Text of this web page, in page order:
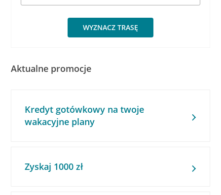
WYZNACZ TRASĘ
Aktualne promocje
Kredyt gotówkowy na twoje
wakacyjne plany
Zyskaj 1000 zł